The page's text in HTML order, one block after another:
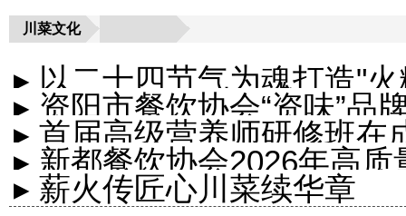
川菜文化
▸ 以二十四节气为魂打造"
▸ 资阳市餐饮协会“资味”品
利召开
▸ 首届高级营养师研修班在
▸ 新都餐饮协会2026年高质
▸ 薪火传匠心川菜续华章